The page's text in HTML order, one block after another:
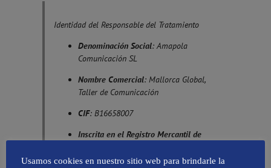
Identidad del Responsable del Tratamiento
Denominación Social: Amapola
Comunicación SL
Nombre Comercial: Mallorca Global,
Taller de Comunicación
CIF: B16658007
Inscrita en el Registro Mercantil de
Folio 53, Hoja PM-88179
Usamos cookies en nuestro sitio web para brindarle la